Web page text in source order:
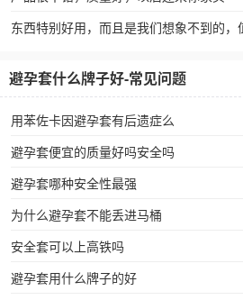
东西特别好用，而且是我们想象不到的，
避孕套什么牌子好-常见问题
用苯佐卡因避孕套有后遗症么
避孕套便宜的质量好吗安全吗
避孕套哪种安全性最强
为什么避孕套不能丢进马桶
安全套可以上高铁吗
避孕套用什么牌子的好